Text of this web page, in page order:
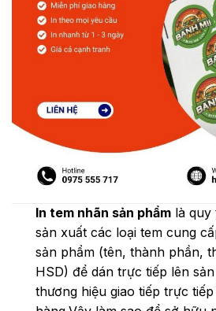
In tem nhãn sản phẩm là quy
sản xuất các loại tem cung
sản phẩm (tên, thành phần,
HSD) để dán trực tiếp lên
thương hiệu giao tiếp trực